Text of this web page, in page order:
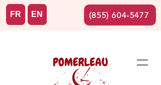
FR EN (855) 604-5477